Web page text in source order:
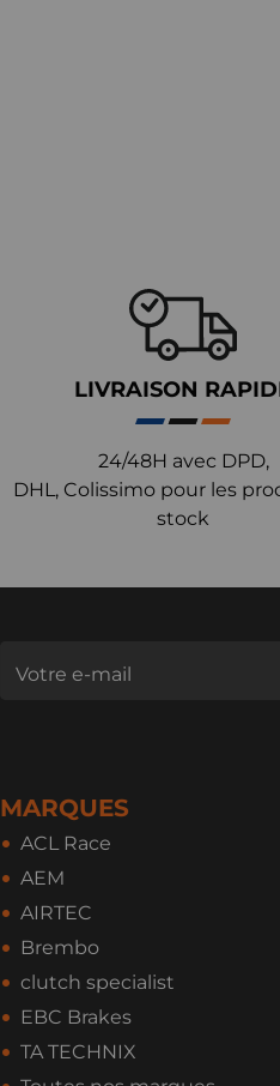
LIVRAISON
24/48H avec DPD,
DHL, Colissimo pour les
stock
MARQUES
ACL Race
AEM
AIRTEC
Brembo
clutch specialist
EBC Brakes
TA TECHNIX